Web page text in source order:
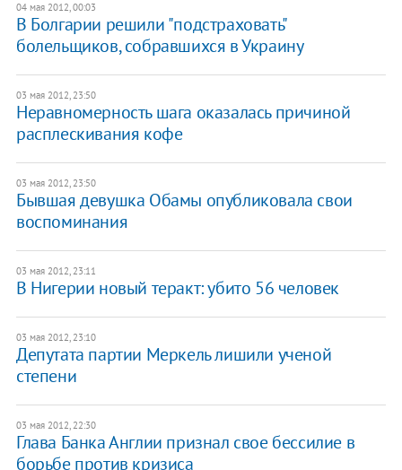
04 мая 2012, 00:03
​В Болгарии решили "подстраховать"
болельщиков, собравшихся в Украину
03 мая 2012, 23:50
Неравномерность шага оказалась причиной
расплескивания кофе
03 мая 2012, 23:50
Бывшая девушка Обамы опубликовала свои
воспоминания
03 мая 2012, 23:11
В Нигерии новый теракт: убито 56 человек
03 мая 2012, 23:10
Депутата партии Меркель лишили ученой
степени
03 мая 2012, 22:30
Глава Банка Англии признал свое бессилие в
борьбе против кризиса